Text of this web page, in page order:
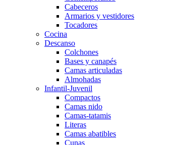
Cabeceros
Armarios y vestidores
Tocadores
Cocina
Descanso
Colchones
Bases y canapés
Camas articuladas
Almohadas
Infantil-Juvenil
Compactos
Camas nido
Camas-tatamis
Literas
Camas abatibles
Cunas